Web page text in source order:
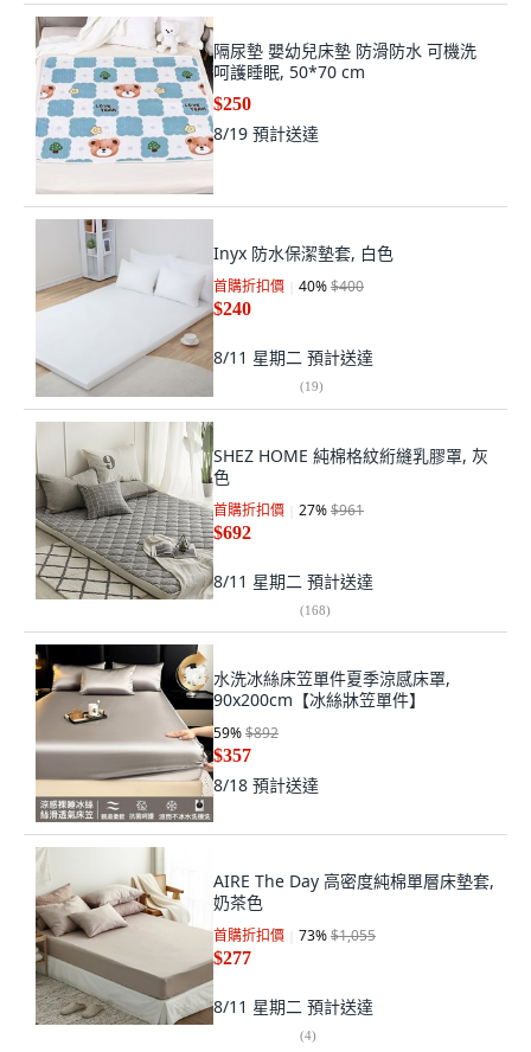
隔尿墊 嬰幼兒床墊 防滑防水 可機洗
呵護睡眠, 50*70 cm
$250
8/19 預計送達
Inyx 防水保潔墊套, 白色
首購折扣價 40%$400
$240
8/11 星期二 預計送達
(19)
SHEZ HOME 純棉格紋絎縫乳膠罩, 灰
色
首購折扣價 27%$961
$692
8/11 星期二 預計送達
(168)
水洗冰絲床笠單件夏季涼感床罩,
90x200cm【冰絲牀笠單件】
59%$892
$357
8/18 預計送達
AIRE The Day 高密度純棉單層床墊套,
奶茶色
首購折扣價 73%$1,055
$277
8/11 星期二 預計送達
(4)